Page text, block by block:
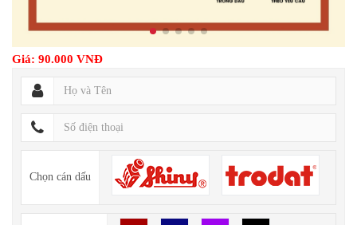
Giá: 90.000 VNĐ
Chọn cán dấu